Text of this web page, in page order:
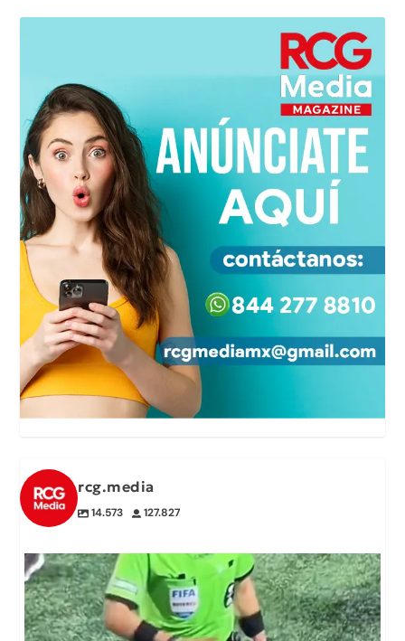
rcg.media
14.573 127.827
⚽ La árbitra mexicana Katia Itzel García...
19 0